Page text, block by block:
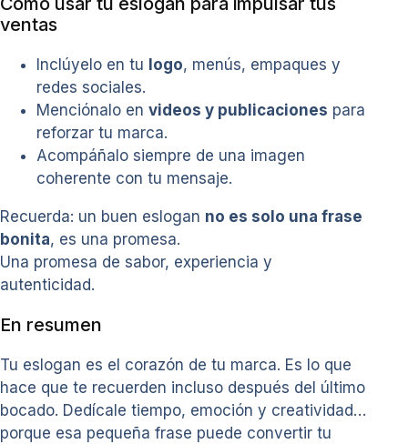
ventas
Inclúyelo en tu logo, menús, empaques y
redes sociales.
Menciónalo en videos y publicaciones para
reforzar tu marca.
Acompáñalo siempre de una imagen
coherente con tu mensaje.
Recuerda: un buen eslogan no es solo una frase
bonita, es una promesa.
Una promesa de sabor, experiencia y
autenticidad.
En resumen
Tu eslogan es el corazón de tu marca. Es lo que
hace que te recuerden incluso después del último
bocado. Dedícale tiempo, emoción y creatividad…
porque esa pequeña frase puede convertir tu